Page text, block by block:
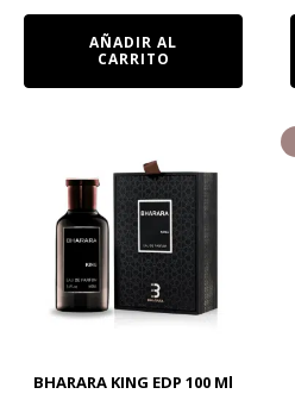
AÑADIR AL
CARRITO
BHARARA KING EDP 100 Ml